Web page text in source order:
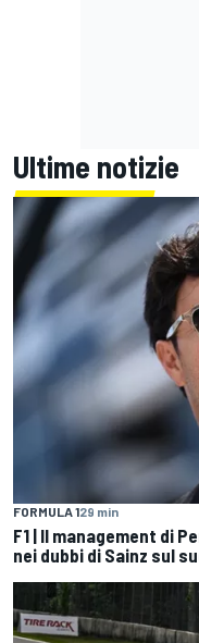
Ultime notizie
FORMULA 129 min
F1 | Il management di
nei dubbi di Sainz sul